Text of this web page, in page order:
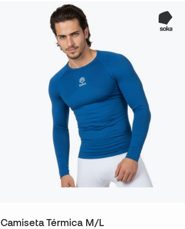
Camiseta Térmica M/L